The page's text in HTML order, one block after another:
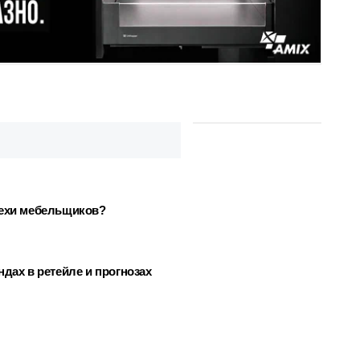
мебельщиков?
в ретейле и прогнозах